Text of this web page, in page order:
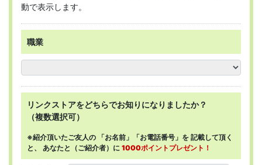
動で表示します。
職業
リンクストアをどちらでお知りになりましたか？
（複数選択可）
※紹介頂いたご友人の 「お名前」「お電話番号」を 記載して頂く
と、 あなたと（ご紹介者）に 1000ポイントプレゼント！